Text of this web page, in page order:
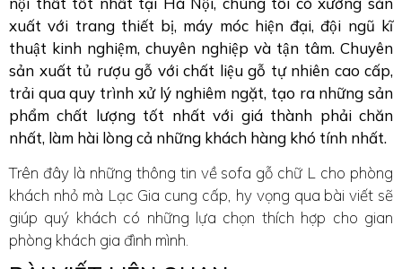
xuất với trang thiết bị, máy móc hiện đại, đội ngũ kĩ
thuật kinh nghiệm, chuyên nghiệp và tận tâm. Chuyên
sản xuất tủ rượu gỗ với chất liệu gỗ tự nhiên cao cấp,
trải qua quy trình xử lý nghiêm ngặt, tạo ra những sản
phẩm chất lượng tốt nhất với giá thành phải chăn
nhất, làm hài lòng cả những khách hàng khó tính nhất.
Trên đây là những thông tin về sofa gỗ chữ L cho phòng
khách nhỏ mà Lạc Gia cung cấp, hy vọng qua bài viết sẽ
giúp quý khách có những lựa chọn thích hợp cho gian
phòng khách gia đình mình.